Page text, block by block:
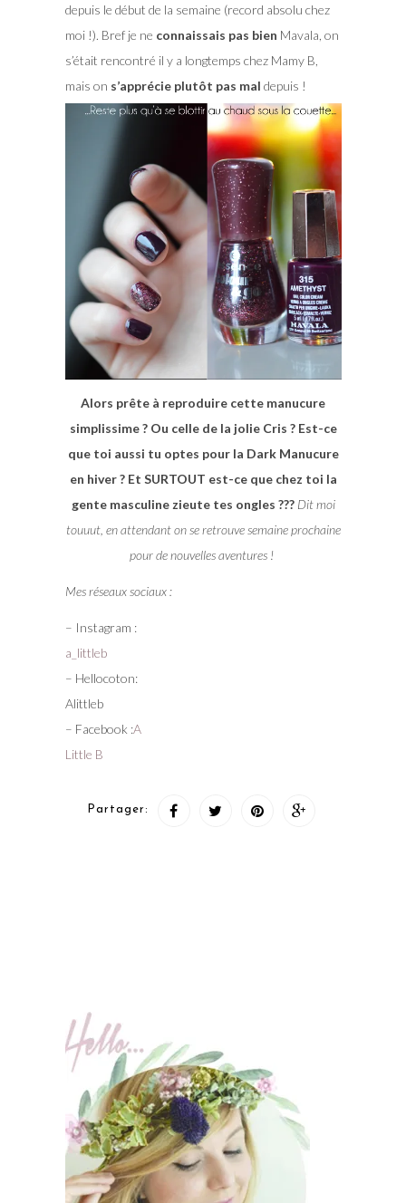
depuis le début de la semaine (record absolu chez
moi !). Bref je ne connaissais pas bien Mavala, on
s’était rencontré il y a longtemps chez Mamy B,
mais on s’apprécie plutôt pas mal depuis !
Alors prête à reproduire cette manucure
simplissime ? Ou celle de la jolie Cris ? Est-ce
que toi aussi tu optes pour la Dark Manucure
en hiver ? Et SURTOUT est-ce que chez toi la
gente masculine zieute tes ongles ??? Dit moi
touuut, en attendant on se retrouve semaine prochaine
pour de nouvelles aventures !
Mes réseaux sociaux :
– Instagram :
a_littleb
– Hellocoton:
Alittleb
– Facebook :A
Little B
Partager: